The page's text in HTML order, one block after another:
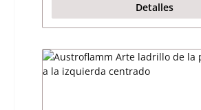
Detalles